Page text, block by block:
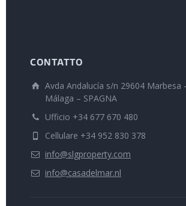
CONTATTO
Avda Andalucía s/n 29604 Marbesa
Málaga – SPAGNA
Ufficio +34 677 670 480
Cellulare +34 952 830 378
info@slgproperty.com
info@casadelmar.nl